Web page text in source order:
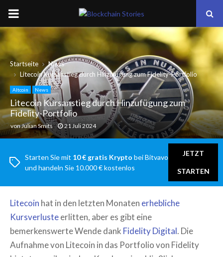
PRIMARY
MENU
Startseite
News
Litecoin Kursanstieg durch Hinzufügung zum Fidelity-Portfolio
Altcoin News
Litecoin Kursanstieg durch Hinzufügung zum
Fidelity-Portfolio
vonJulian Smits 21 Juli 2024
Starten Sie mit 10 € gratis Krypto bei Bitvavo
und handeln Sie 10.000 € kostenlos
JETZT
STARTEN
Litecoin hat in den letzten Monaten erhebliche
Kursverlusteerlitten, aber es gibt eine
bemerkenswerte Wende dank Fidelity Digital. Die
Aufnahme von Litecoin in das Portfolio von Fidelity